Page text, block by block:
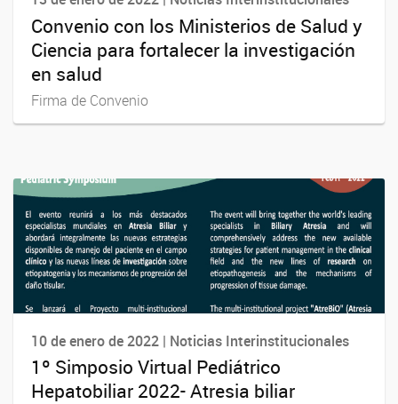
Convenio con los Ministerios de Salud y
Ciencia para fortalecer la investigación
en salud
Firma de Convenio
10 de enero de 2022 | Noticias Interinstitucionales
1º Simposio Virtual Pediátrico
Hepatobiliar 2022- Atresia biliar